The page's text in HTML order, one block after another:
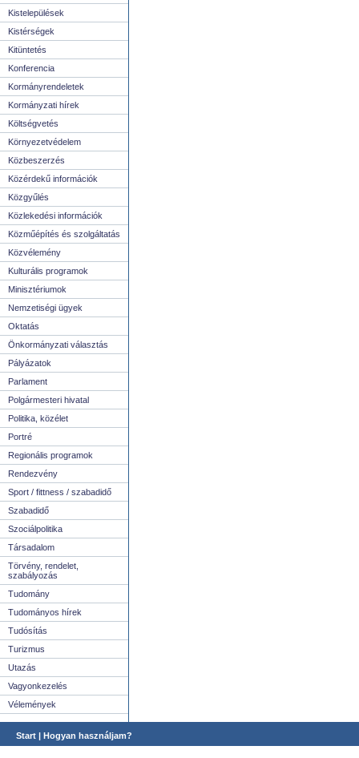
Kistelepülések
Kistérségek
Kitüntetés
Konferencia
Kormányrendeletek
Kormányzati hírek
Költségvetés
Környezetvédelem
Közbeszerzés
Közérdekű információk
Közgyűlés
Közlekedési információk
Közműépítés és szolgáltatás
Közvélemény
Kulturális programok
Minisztériumok
Nemzetiségi ügyek
Oktatás
Önkormányzati választás
Pályázatok
Parlament
Polgármesteri hivatal
Politika, közélet
Portré
Regionális programok
Rendezvény
Sport / fittness / szabadidő
Szabadidő
Szociálpolitika
Társadalom
Törvény, rendelet,
szabályozás
Tudomány
Tudományos hírek
Tudósítás
Turizmus
Utazás
Vagyonkezelés
Vélemények
Start | Hogyan használjam?